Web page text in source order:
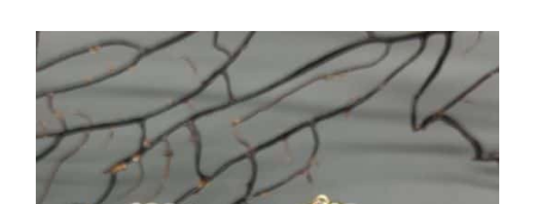
AGGIUNGI AL CARRELLO /